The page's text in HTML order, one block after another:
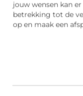
jouw wensen kan
betrekking tot de
op en maak een